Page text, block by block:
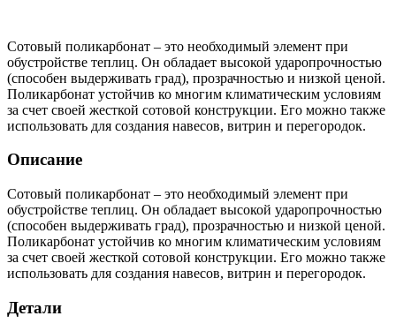
Сотовый поликарбонат – это необходимый элемент при
обустройстве теплиц. Он обладает высокой ударопрочностью
(способен выдерживать град), прозрачностью и низкой ценой.
Поликарбонат устойчив ко многим климатическим условиям
за счет своей жесткой сотовой конструкции. Его можно также
использовать для создания навесов, витрин и перегородок.
Описание
Сотовый поликарбонат – это необходимый элемент при
обустройстве теплиц. Он обладает высокой ударопрочностью
(способен выдерживать град), прозрачностью и низкой ценой.
Поликарбонат устойчив ко многим климатическим условиям
за счет своей жесткой сотовой конструкции. Его можно также
использовать для создания навесов, витрин и перегородок.
Детали